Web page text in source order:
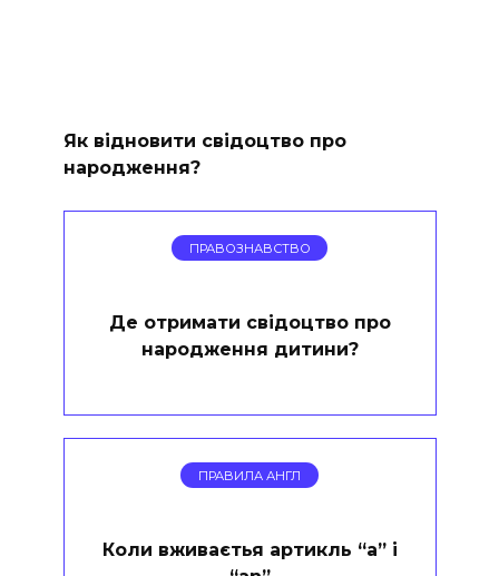
Як відновити свідоцтво про
народження?
ПРАВОЗНАВСТВО
Де отримати свідоцтво про
народження дитини?
ПРАВИЛА АНГЛ
Коли вживаєтья артикль “a” і